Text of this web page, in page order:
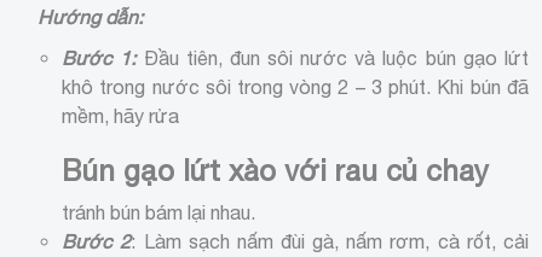
Hướng dẫn:
Bước 1:Đầu tiên, đun sôi nước và luộc bún gạo lứt
khô trong nước sôi trong vòng 2 – 3 phút. Khi bún đã
mềm, hãy rửa
Bún gạo lứt xào với rau củ chay
tránh bún bám lại nhau.
Bước 2: Làm sạch nấm đùi gà, nấm rơm, cà rốt, cải